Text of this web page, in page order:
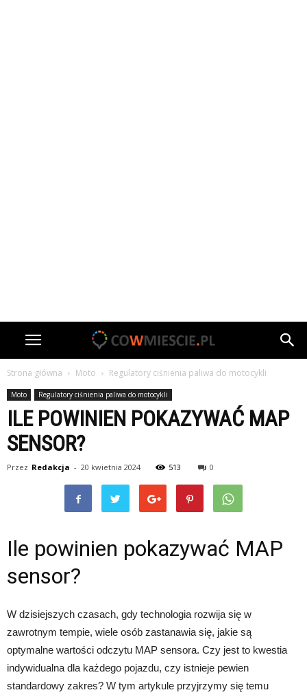
Strona główna Moto Regulatory ciśnienia paliwa do motocykli
Moto Regulatory ciśnienia paliwa do motocykli
ILE POWINIEN POKAZYWAĆ MAP
SENSOR?
Przez Redakcja - 20 kwietnia 2024 513 0
Ile powinien pokazywać MAP
sensor?
W dzisiejszych czasach, gdy technologia rozwija się w
zawrotnym tempie, wiele osób zastanawia się, jakie są
optymalne wartości odczytu MAP sensora. Czy jest to kwestia
indywidualna dla każdego pojazdu, czy istnieje pewien
standardowy zakres? W tym artykule przyjrzymy się temu